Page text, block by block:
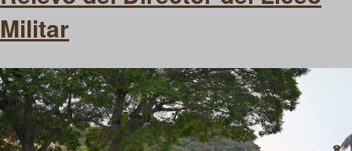
Militar